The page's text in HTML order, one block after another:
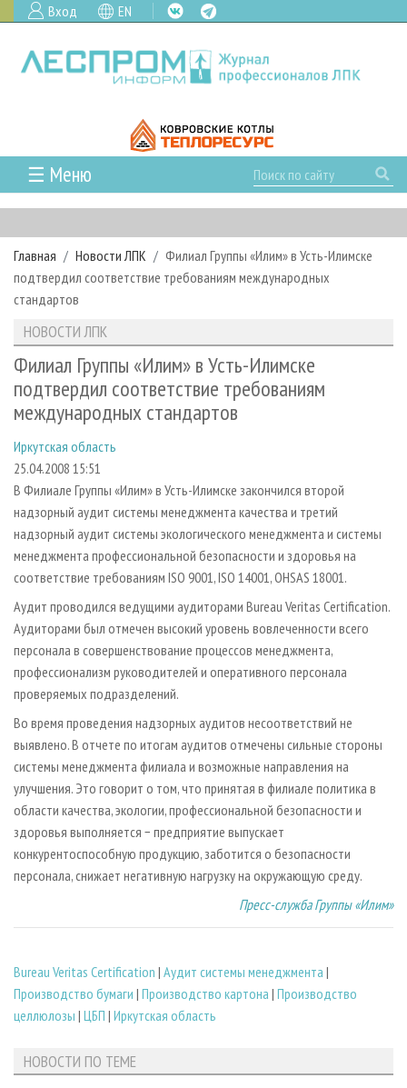
Вход EN
☰ Меню
ГЛАВНАЯ
РУБРИКИ И ТЕМЫ
РУБРИКИ ЖУРНАЛА
ЛЕСНОЕ ХОЗЯЙСТВО
ЛЕСОЗАГОТОВКА
ЛЕСОПИЛЕНИЕ
ДЕРЕВООБРАБОТКА
СУШКА ДРЕВЕСИНЫ
ПРОИЗВОДСТВО ДРЕВЕСНЫХ ПЛИТ
ДЕРЕВЯННОЕ ДОМОСТРОЕНИЕ
ПРОИЗВОДСТВО МЕБЕЛИ
БИОЭНЕРГЕТИКА
ЦБП
ИНСТРУМЕНТ И МАТЕРИАЛЫ
НОВОСТИ
КАЛЕНДАРЬ СОБЫТИЙ
НОВОСТИ ЛПК
НОВОСТИ ЖУРНАЛА
НОВОСТИ КОМПАНИЙ
ПРОЕКТЫ ЛПИ
АНАЛИТИКА
ПРЕДПРИЯТИЯ ЛПК
ЛЕСНЫЕ РЕГИОНЫ РОССИИ
ПЕРСОНЫ
МОБИЛЬНЫЕ ВЫСТАВКИ
ОФИЦИАЛЬНЫЕ ДЕЛЕГАЦИИ
ПРИОРИТЕТНЫЕ ИНВЕСТПРОЕКТЫ
RUSSIAN FORESTRY REVIEW
ГАЗЕТА ЛЕСПРОМФОРУМ
БИБЛИОТЕКА СПЕЦИАЛИСТА
АРХИВ
АРХИВ ЖУРНАЛОВ
СТАТЬИ
О ЖУРНАЛЕ
ПОДПИСКА
КОНТАКТЫ
РЕКЛАМОДАТЕЛЯМ
РЕКЛАМА
РЕКЛАМА НА САЙТЕ
Главная Новости ЛПК
Филиал Группы «Илим» в Усть-Илимске
подтвердил соответствие требованиям международных
стандартов
НОВОСТИ ЛПК
Филиал Группы «Илим» в Усть-Илимске
подтвердил соответствие требованиям
международных стандартов
Иркутская область
25.04.2008 15:51
В Филиале Группы «Илим» в Усть-Илимске закончился второй
надзорный аудит системы менеджмента качества и третий
надзорный аудит системы экологического менеджмента и системы
менеджмента профессиональной безопасности и здоровья на
соответствие требованиям ISO 9001, ISO 14001, OHSAS 18001.
Аудит проводился ведущими аудиторами Bureau Veritas Certification.
Аудиторами был отмечен высокий уровень вовлеченности всего
персонала в совершенствование процессов менеджмента,
профессионализм руководителей и оперативного персонала
проверяемых подразделений.
Во время проведения надзорных аудитов несоответствий не
выявлено. В отчете по итогам аудитов отмечены сильные стороны
системы менеджмента филиала и возможные направления на
улучшения. Это говорит о том, что принятая в филиале политика в
области качества, экологии, профессиональной безопасности и
здоровья выполняется − предприятие выпускает
конкурентоспособную продукцию, заботится о безопасности
персонала, снижает негативную нагрузку на окружающую среду.
Пресс-служба Группы «Илим»
Bureau Veritas Certification | Аудит системы менеджмента |
Производство бумаги | Производство картона | Производство
целлюлозы | ЦБП | Иркутская область
НОВОСТИ ПО ТЕМЕ